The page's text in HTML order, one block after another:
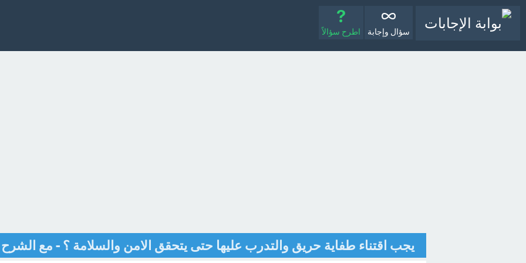
سؤال وإجابة اطرح سؤالاً
يجب اقتناء طفاية حريق والتدرب عليها حتى يتحقق الامن والسلامة ؟ - مع الشرح